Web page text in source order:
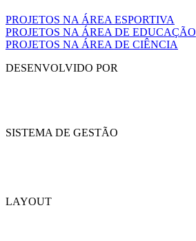
PROJETOS NA ÁREA ESPORTIVA
PROJETOS NA ÁREA DE EDUCAÇÃO
PROJETOS NA ÁREA DE CIÊNCIA
DESENVOLVIDO POR
SISTEMA DE GESTÃO
LAYOUT